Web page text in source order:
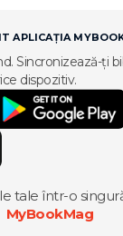
APLICAȚIA
Sincronizează-ți
dispozitiv.
tale într-o
MyBookMag